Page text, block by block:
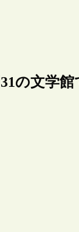
の文学